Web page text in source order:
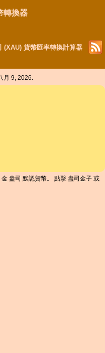
轉換器
(XAU) 貨幣匯率轉換計算器
月 9, 2026.
盎司 默認貨幣。 點擊 盎司金子 或